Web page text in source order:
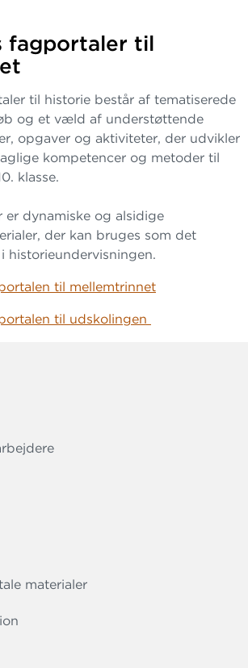
fagportaler til
til historie består af tematiserede
og et væld af understøttende
opgaver og aktiviteter, der udvikler
kompetencer og metoder til
klasse.
er dynamiske og alsidige
der kan bruges som det
historieundervisningen.
til mellemtrinnet
til udskolingen
materialer